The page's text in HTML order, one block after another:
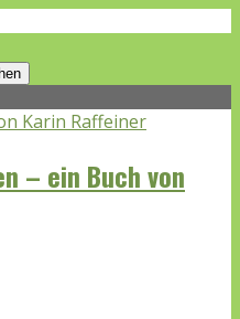
Karin Raffeiner
– ein Buch von